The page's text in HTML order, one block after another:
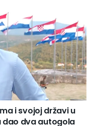
i svojoj državi u
dao dva autogola